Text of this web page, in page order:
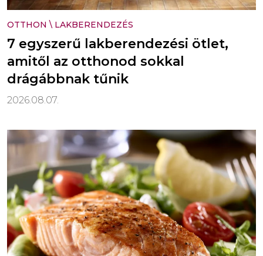
OTTHON \ LAKBERENDEZÉS
7 egyszerű lakberendezési ötlet,
amitől az otthonod sokkal
drágábbnak tűnik
2026.08.07.